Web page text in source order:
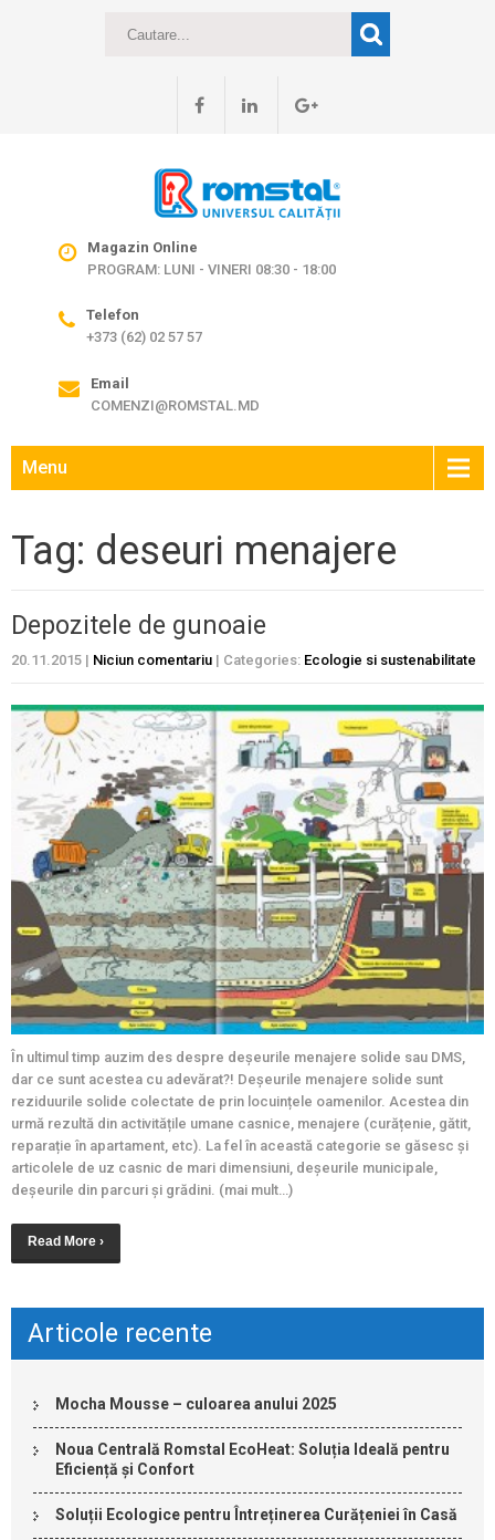
Magazin Online
PROGRAM: LUNI - VINERI 08:30 - 18:00
Telefon
+373 (62) 02 57 57
Email
COMENZI@ROMSTAL.MD
Menu
Tag: deseuri menajere
Depozitele de gunoaie
20.11.2015 | Niciun comentariu | Categories: Ecologie si sustenabilitate
În ultimul timp auzim des despre deșeurile menajere solide sau DMS,
dar ce sunt acestea cu adevărat?! Deșeurile menajere solide sunt
reziduurile solide colectate de prin locuințele oamenilor. Acestea din
urmă rezultă din activitățile umane casnice, menajere (curățenie, gătit,
reparație în apartament, etc). La fel în această categorie se găsesc și
articolele de uz casnic de mari dimensiuni, deșeurile municipale,
deșeurile din parcuri și grădini. (mai mult…)
Read More ›
Articole recente
Mocha Mousse – culoarea anului 2025
Noua Centrală Romstal EcoHeat: Soluția Ideală pentru
Eficiență și Confort
Soluții Ecologice pentru Întreținerea Curățeniei în Casă